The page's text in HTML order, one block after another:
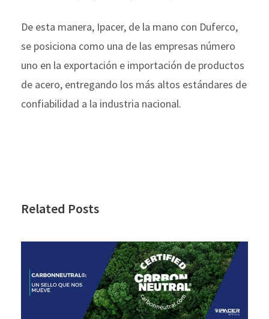
De esta manera, Ipacer, de la mano con Duferco,
se posiciona como una de las empresas número
uno en la exportación e importación de productos
de acero, entregando los más altos estándares de
confiabilidad a la industria nacional.
Related Posts